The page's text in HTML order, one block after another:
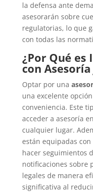
la defensa ante
asesorarán sobre
regulatorias, lo que
con todas las
¿Por Qué
con
Optar por una
una excelente
conveniencia. Este
acceder a asesoría
cualquier lugar.
están equipadas
hacer seguimientos
notificaciones sobre
legales de manera
significativa al